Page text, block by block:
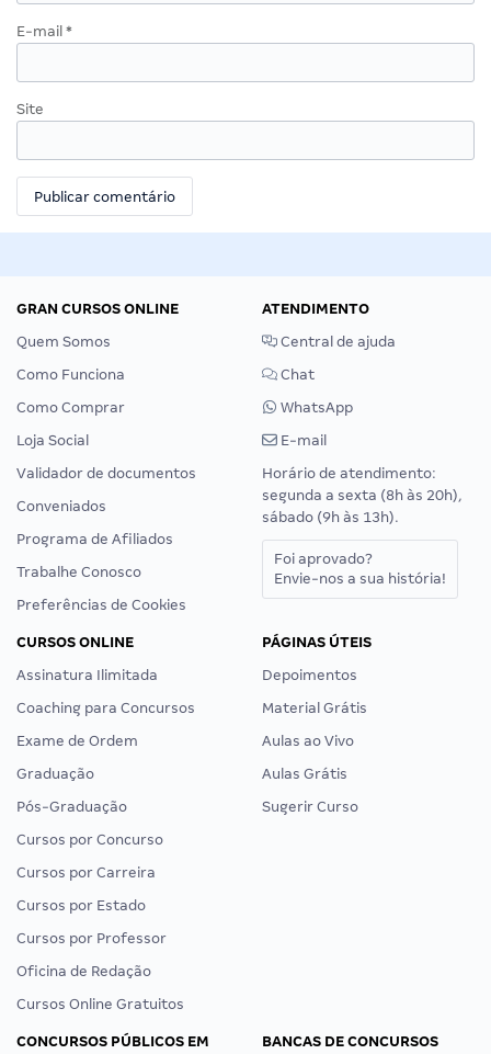
E-mail *
Site
GRAN CURSOS ONLINE
Quem Somos
Como Funciona
Como Comprar
Loja Social
Validador de documentos
Conveniados
Programa de Afiliados
Trabalhe Conosco
Preferências de Cookies
ATENDIMENTO
Central de ajuda
Chat
WhatsApp
E-mail
Horário de atendimento:
segunda a sexta (8h às 20h),
sábado (9h às 13h).
Foi aprovado?
Envie-nos a sua história!
CURSOS ONLINE
Assinatura Ilimitada
Coaching para Concursos
Exame de Ordem
Graduação
Pós-Graduação
Cursos por Concurso
Cursos por Carreira
Cursos por Estado
Cursos por Professor
Oficina de Redação
Cursos Online Gratuitos
PÁGINAS ÚTEIS
Depoimentos
Material Grátis
Aulas ao Vivo
Aulas Grátis
Sugerir Curso
CONCURSOS PÚBLICOS EM
BANCAS DE CONCURSOS